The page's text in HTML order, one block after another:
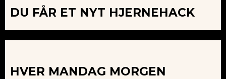
DU FÅR ET NYT HJERNEHACK
HVER MANDAG MORGEN